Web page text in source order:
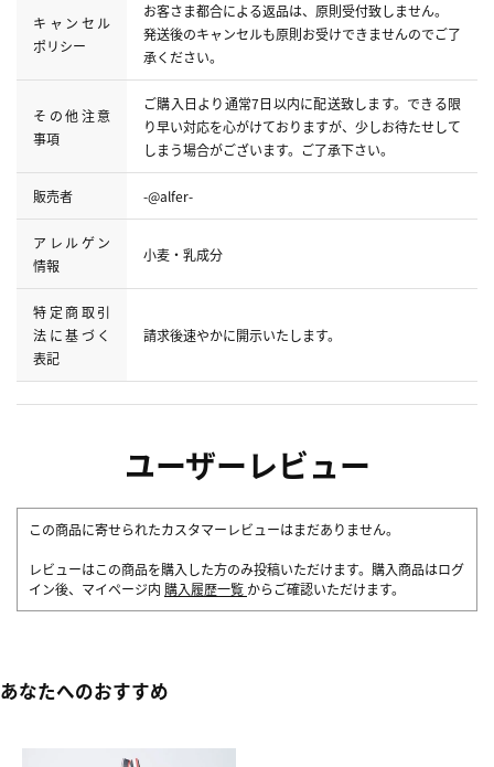
キャンセル
ポリシー
お客さま都合による返品は、原則受付致しません。
発送後のキャンセルも原則お受けできませんのでご了
承ください。
その他注意
事項
ご購入日より通常7日以内に配送致します。できる限
り早い対応を心がけておりますが、少しお待たせして
しまう場合がございます。ご了承下さい。
販売者 -@alfer-
アレルゲン
情報
小麦・乳成分
特定商取引
法に基づく
表記
請求後速やかに開示いたします。
ユーザーレビュー
この商品に寄せられたカスタマーレビューはまだありません。
レビューはこの商品を購入した方のみ投稿いただけます。購入商品はログ
イン後、マイページ内 購入履歴一覧 からご確認いただけます。
あなたへのおすすめ